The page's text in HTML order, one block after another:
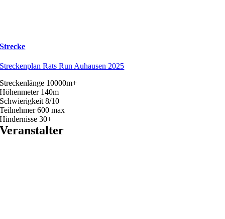
Strecke
Streckenplan Rats Run Auhausen 2025
Streckenlänge 10000m+
Höhenmeter 140m
Schwierigkeit 8/10
Teilnehmer 600 max
Hindernisse 30+
Veranstalter